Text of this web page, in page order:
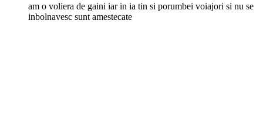
am o voliera de gaini iar in ia tin si porumbei voiajori si nu se
inbolnavesc sunt amestecate